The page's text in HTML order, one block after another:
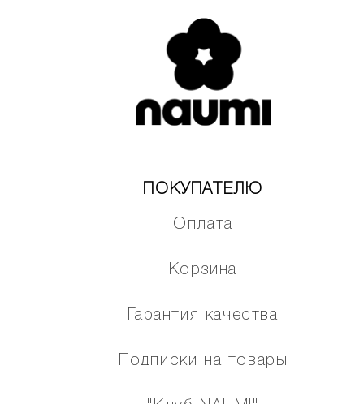
ПОКУПАТЕЛЮ
Оплата
Корзина
Гарантия качества
Подписки на товары